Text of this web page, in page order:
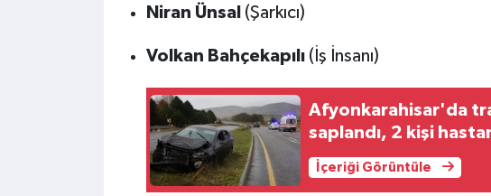
Niran Ünsal (Şarkıcı)
Volkan Bahçekapılı(İş İnsanı)
Afyonkarahisar'da
saplandı, 2 kişi
İçeriği Görüntüle